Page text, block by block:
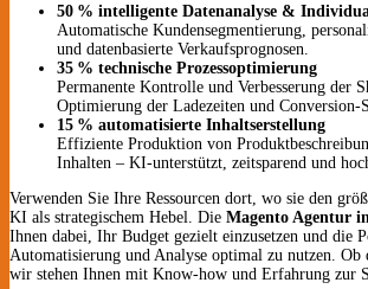
50 % intelligente Datenanalyse &
Automatische Kundensegmentierung,
und datenbasierte Verkaufsprognosen.
35 % technische Prozessoptimierung
Permanente Kontrolle und Verbesserung der
Optimierung der Ladezeiten und Conversion-
15 % automatisierte Inhaltserstellung
Effiziente Produktion von
Inhalten – KI-unterstützt, zeitsparend und
Verwenden Sie Ihre Ressourcen dort, wo sie den
KI als strategischem Hebel. Die Magento Agentur
Ihnen dabei, Ihr Budget gezielt einzusetzen und die
Automatisierung und Analyse optimal zu nutzen.
wir stehen Ihnen mit Know-how und Erfahrung zur